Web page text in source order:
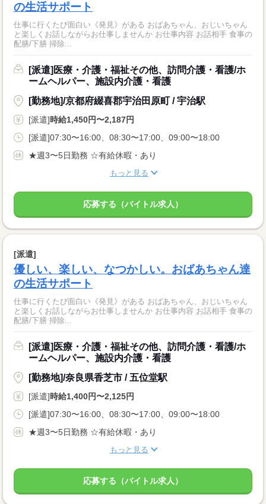
の生活サポート
仕事に行くたび面白い《発見》がある おばあちゃん、おじいちゃん
と楽しくお話しながらお仕事しませんか お仕事内容 お話相手 食事の
配膳/下膳 掃除...
[派遣]医療・介護・福祉その他、訪問介護・看護/ホ
ームヘルパー、施設内介護・看護
[勤務地]/京都府綴喜郡宇治田原町 / 宇治駅
[派遣]時給1,450円〜2,187円
[派遣]07:30〜16:00、08:30〜17:00、09:00〜18:00
★週3〜5日勤務 ☆有給休暇・あり
もっと見る
応募する（バイトル求人）
[派遣]
優しい、楽しい、なつかしい。おばあちゃん達
の生活サポート
仕事に行くたび面白い《発見》がある おばあちゃん、おじいちゃん
と楽しくお話しながらお仕事しませんか お仕事内容 お話相手 食事の
配膳/下膳 掃除...
[派遣]医療・介護・福祉その他、訪問介護・看護/ホ
ームヘルパー、施設内介護・看護
[勤務地]/奈良県香芝市 / 五位堂駅
[派遣]時給1,400円〜2,125円
[派遣]07:30〜16:00、08:30〜17:00、09:00〜18:00
★週3〜5日勤務 ☆有給休暇・あり
もっと見る
応募する（バイトル求人）